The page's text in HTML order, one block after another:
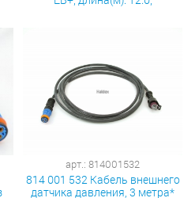
арт.: 814001532
814 001 532 Кабель внешнего
датчика давления, 3 метра*